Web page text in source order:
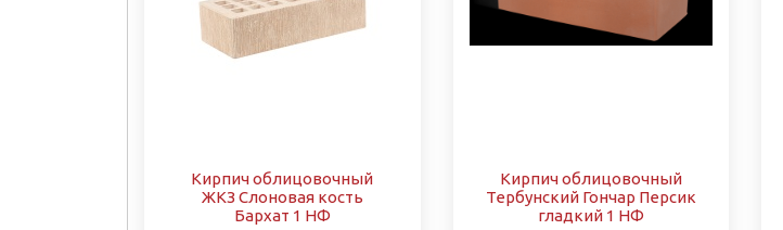
Кирпич облицовочный
ЖКЗ Слоновая кость
Бархат 1 НФ
Кирпич облицовочный
Тербунский Гончар Персик
гладкий 1 НФ